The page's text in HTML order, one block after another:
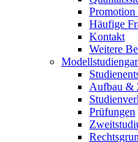
Häufige
Kontakt
Weitere
Aufbau &
Prüfungen